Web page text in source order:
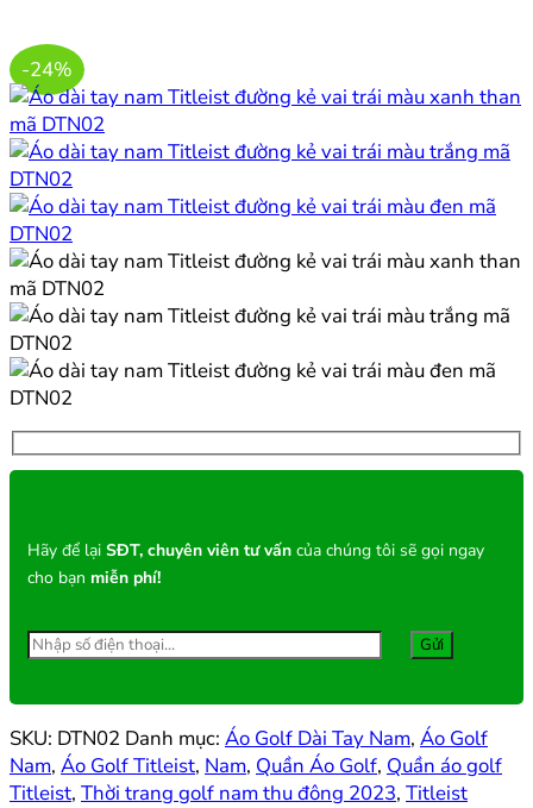
-24%
Hãy để lại SĐT, chuyên viên tư vấn của chúng tôi sẽ gọi ngay
cho bạn miễn phí!
SKU: DTN02 Danh mục: Áo Golf Dài Tay Nam, Áo Golf
Nam, Áo Golf Titleist, Nam, Quần Áo Golf, Quần áo golf
Titleist, Thời trang golf nam thu đông 2023, Titleist